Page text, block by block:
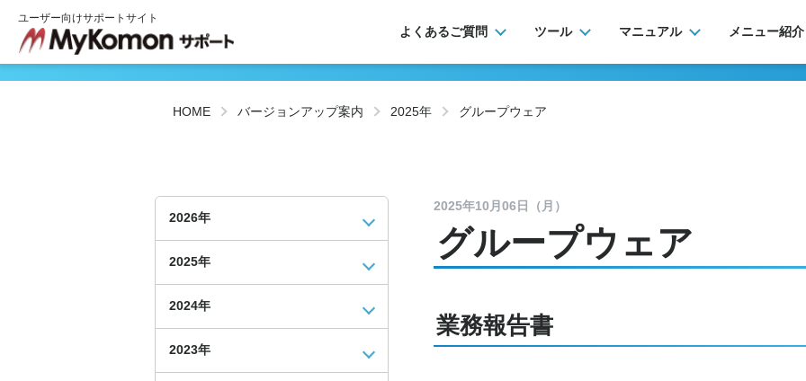
ユーザー向けサポートサイト
よくあるご質問 ツール マニュアル メニュー紹介
HOME バージョンアップ案内 2025年 グループウェア
2026年
2025年
2024年
2023年
2025年10月06日（月）
グループウェア
業務報告書